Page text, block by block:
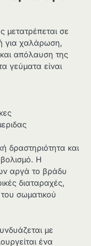
μετατρέπεται σε
για χαλάρωση,
απόλαυση της
γεύματα είναι
δραστηριότητα και
Η
αργά το βράδυ
διαταραχές,
σωματικού
με
ένα